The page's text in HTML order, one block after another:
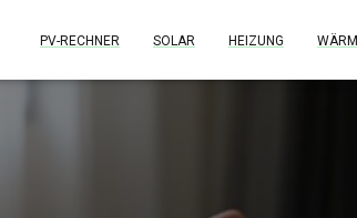
PV-RECHNER SOLAR HEIZUNG